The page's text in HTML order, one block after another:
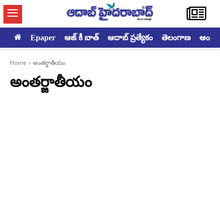
Epaper ఆజ్ కీ బాత్ ఆదాబ్ ప్రత్యేకం తెలంగాణ
Home అంతర్జాతీయం
అంతర్జాతీయం